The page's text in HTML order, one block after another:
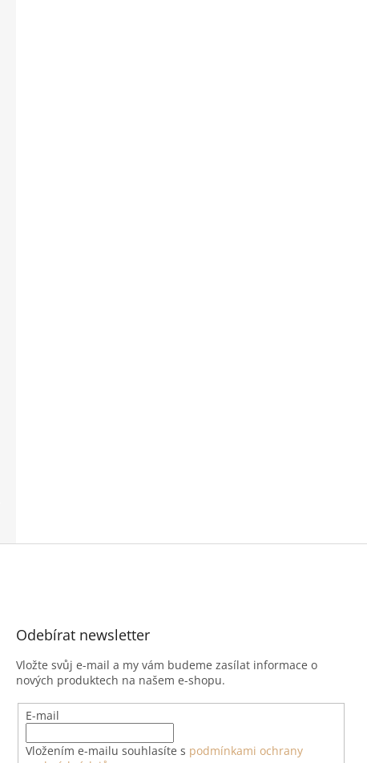
Odebírat newsletter
Vložte svůj e-mail a my vám budeme zasílat informace o
nových produktech na našem e-shopu.
E-mail
Vložením e-mailu souhlasíte s podmínkami ochrany